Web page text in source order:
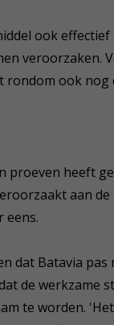
ook
veroorzaken.
ook
proeven heeft
aan
eens.
dat Batavia
de werkzame
te worden.